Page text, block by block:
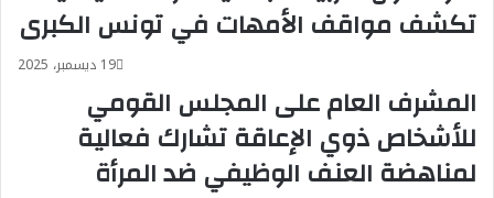
تكشف مواقف الأمهات في تونس الكبرى
19 ديسمبر، 2025
المشرف العام على المجلس القومي
للأشخاص ذوي الإعاقة تشارك فعالية
لمناهضة العنف الوظيفي ضد المرأة